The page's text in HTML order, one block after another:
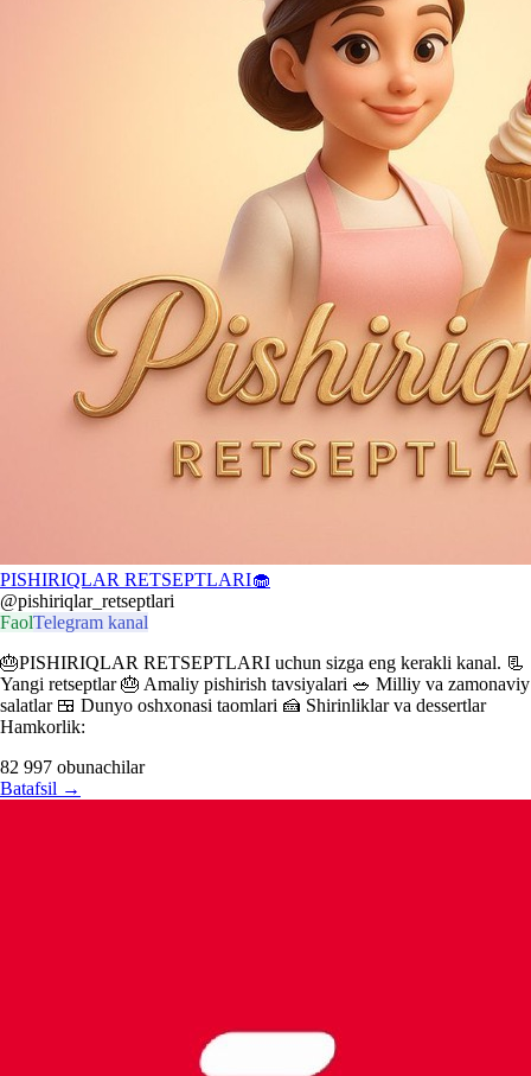
PISHIRIQLAR RETSEPTLARI🧁
@pishiriqlar_retseptlari
FaolTelegram kanal
🎂PISHIRIQLAR RETSEPTLARI uchun sizga eng kerakli kanal. 📃
Yangi retseptlar 🎂 Amaliy pishirish tavsiyalari 🥗 Milliy va zamonaviy
salatlar 🍱 Dunyo oshxonasi taomlari 🍰 Shirinliklar va dessertlar
Hamkorlik:
82 997 obunachilar
Batafsil →